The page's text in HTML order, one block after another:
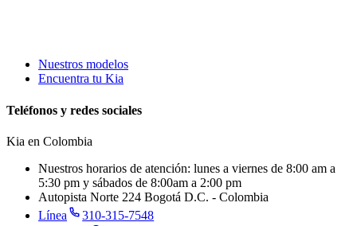
Nuestros modelos
Encuentra tu Kia
Teléfonos y redes sociales
Kia en Colombia
Nuestros horarios de atención: lunes a viernes de 8:00 am a
5:30 pm y sábados de 8:00am a 2:00 pm
Autopista Norte 224 Bogotá D.C. - Colombia
Línea
310-315-7548